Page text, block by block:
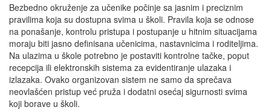
Bezbedno okruženje za učenike počinje sa jasnim i preciznim
pravilima koja su dostupna svima u školi. Pravila koja se odnose
na ponašanje, kontrolu pristupa i postupanje u hitnim situacijama
moraju biti jasno definisana učenicima, nastavnicima i roditeljima.
Na ulazima u škole potrebno je postaviti kontrolne tačke, poput
recepcija ili elektronskih sistema za evidentiranje ulazaka i
izlazaka. Ovako organizovan sistem ne samo da sprečava
neovlašćen pristup već pruža i dodatni osećaj sigurnosti svima
koji borave u školi.